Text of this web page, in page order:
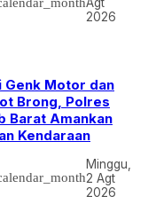
2026
Genk Motor dan
Brong, Polres
Barat Amankan
Kendaraan
Minggu,
2 Agt
2026